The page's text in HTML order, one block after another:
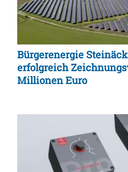
Bürgerenergie
erfolgreich
Millionen Euro